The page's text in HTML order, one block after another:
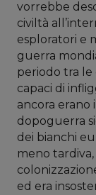
vorrebbe
civiltà
esploratori e
guerra
periodo tra
capaci di
ancora erano
dopoguerra
dei bianchi
meno
ed era